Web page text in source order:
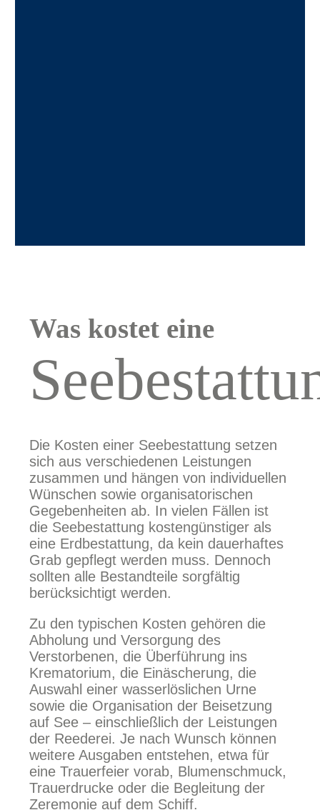
Was kostet eine
Die Kosten einer Seebestattung setzen
sich aus verschiedenen Leistungen
zusammen und hängen von individuellen
Wünschen sowie organisatorischen
Gegebenheiten ab. In vielen Fällen ist
die Seebestattung kostengünstiger als
eine Erdbestattung, da kein dauerhaftes
Grab gepflegt werden muss. Dennoch
sollten alle Bestandteile sorgfältig
berücksichtigt werden.
Zu den typischen Kosten gehören die
Abholung und Versorgung des
Verstorbenen, die Überführung ins
Krematorium, die Einäscherung, die
Auswahl einer wasserlöslichen Urne
sowie die Organisation der Beisetzung
auf See – einschließlich der Leistungen
der Reederei. Je nach Wunsch können
weitere Ausgaben entstehen, etwa für
eine Trauerfeier vorab, Blumenschmuck,
Trauerdrucke oder die Begleitung der
Zeremonie auf dem Schiff.